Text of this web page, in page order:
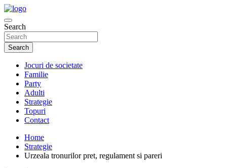
Skip
to
content
JocuriDeSocietate.Ro
Just another WordPress site
Search
Search
Jocuri de societate
Familie
Party
Adulti
Strategie
Topuri
Contact
Home
Strategie
Urzeala tronurilor pret, regulament si pareri